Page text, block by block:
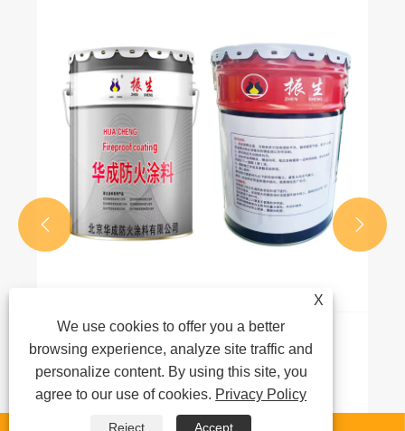
на
Как выбрать вспучивающуюся
огнезащитную краску для
объекта?
Посмотреть больше >>
 
X
We use cookies to offer you a better
browsing experience, analyze site traffic and
personalize content. By using this site, you
agree to our use of cookies. Privacy Policy
Reject Accept